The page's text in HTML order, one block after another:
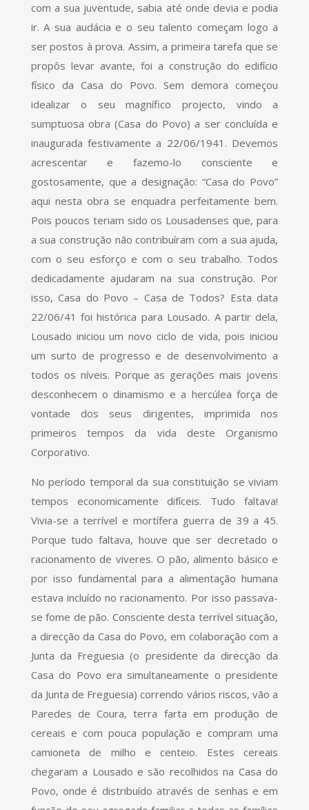
com a sua juventude, sabia até onde devia e podia
ir. A sua audácia e o seu talento começam logo a
ser postos à prova. Assim, a primeira tarefa que se
propôs levar avante, foi a construção do edifício
físico da Casa do Povo. Sem demora começou
idealizar o seu magnífico projecto, vindo a
sumptuosa obra (Casa do Povo) a ser concluída e
inaugurada festivamente a 22/06/1941. Devemos
acrescentar e fazemo-lo consciente e
gostosamente, que a designação: “Casa do Povo”
aqui nesta obra se enquadra perfeitamente bem.
Pois poucos teriam sido os Lousadenses que, para
a sua construção não contribuíram com a sua ajuda,
com o seu esforço e com o seu trabalho. Todos
dedicadamente ajudaram na sua construção. Por
isso, Casa do Povo – Casa de Todos? Esta data
22/06/41 foi histórica para Lousado. A partir dela,
Lousado iniciou um novo ciclo de vida, pois iniciou
um surto de progresso e de desenvolvimento a
todos os níveis. Porque as gerações mais jovens
desconhecem o dinamismo e a hercúlea força de
vontade dos seus dirigentes, imprimida nos
primeiros tempos da vida deste Organismo
Corporativo.
No período temporal da sua constituição se viviam
tempos economicamente difíceis. Tudo faltava!
Vivia-se a terrível e mortífera guerra de 39 a 45.
Porque tudo faltava, houve que ser decretado o
racionamento de viveres. O pão, alimento básico e
por isso fundamental para a alimentação humana
estava incluído no racionamento. Por isso passava-
se fome de pão. Consciente desta terrível situação,
a direcção da Casa do Povo, em colaboração com a
Junta da Freguesia (o presidente da direcção da
Casa do Povo era simultaneamente o presidente
da Junta de Freguesia) correndo vários riscos, vão a
Paredes de Coura, terra farta em produção de
cereais e com pouca população e compram uma
camioneta de milho e centeio. Estes cereais
chegaram a Lousado e são recolhidos na Casa do
Povo, onde é distribuído através de senhas e em